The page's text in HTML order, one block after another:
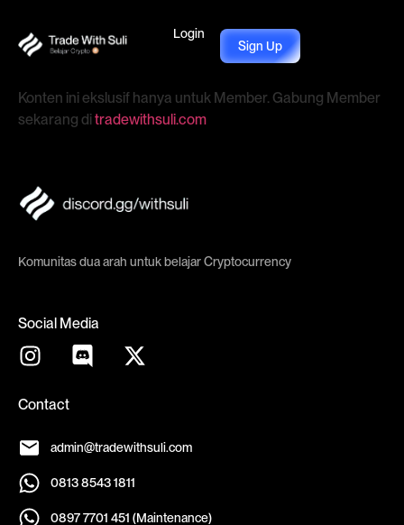
Login
Sign Up
Konten ini ekslusif hanya untuk Member. Gabung Member
sekarang ditradewithsuli.com
Komunitas dua arah untuk belajar Cryptocurrency
Social Media
Contact
admin@tradewithsuli.com
0813 8543 1811
0897 7701 451 (Maintenance)